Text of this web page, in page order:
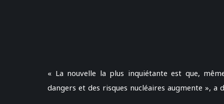
« La nouvelle la plus inquiétante est que,
dangers et des risques nucléaires augmente », a